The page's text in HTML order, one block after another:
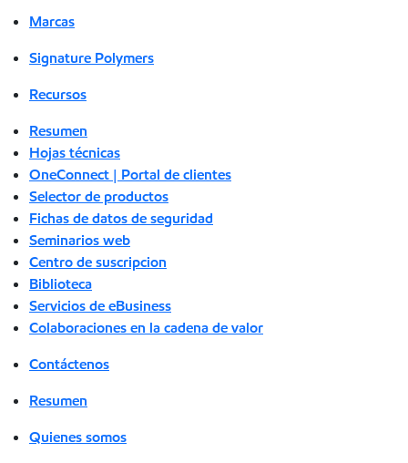
Marcas
Signature Polymers
Recursos
Resumen
Hojas técnicas
OneConnect | Portal de clientes
Selector de productos
Fichas de datos de seguridad
Seminarios web
Centro de suscripcion
Biblioteca
Servicios de eBusiness
Colaboraciones en la cadena de valor
Contáctenos
Resumen
Quienes somos